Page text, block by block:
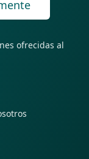
ofrecidas al